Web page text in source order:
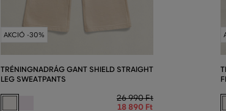
AKCIÓ -30%
TRÉNINGNADRÁG GANT SHIELD STRAIGHT
LEG SWEATPANTS
26 990 Ft
18 890 Ft